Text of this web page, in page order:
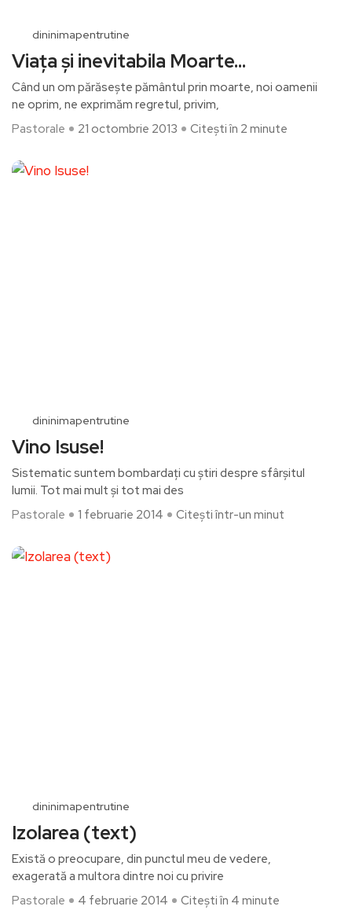
dininimapentrutine
Viața și inevitabila Moarte…
Când un om părăsește pământul prin moarte, noi oamenii
ne oprim, ne exprimăm regretul, privim,
Pastorale
21 octombrie 2013 Citești în 2 minute
dininimapentrutine
Vino Isuse!
Sistematic suntem bombardați cu știri despre sfârșitul
lumii. Tot mai mult și tot mai des
Pastorale
1 februarie 2014 Citești într-un minut
dininimapentrutine
Izolarea (text)
Există o preocupare, din punctul meu de vedere,
exagerată a multora dintre noi cu privire
Pastorale
4 februarie 2014 Citești în 4 minute